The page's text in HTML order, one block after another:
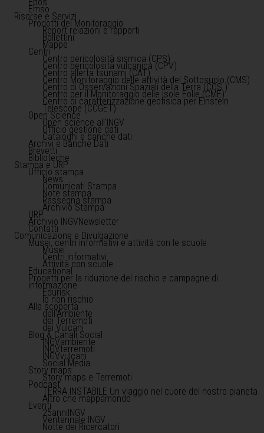
Emso
Risorse e Servizi
Prodotti del Monitoraggio
Report relazioni e rapporti
Bollettini
Mappe
Centri
Centro pericolosità sismica (CPS)
Centro pericolosità vulcanica (CPV)
Centro allerta tsunami (CAT)
Centro Monitoraggio delle attività del Sottosuolo (CMS)
Centro di Osservazioni Spaziali della Terra (COS )
Centro per il Monitoraggio delle Isole Eolie (CME)
Centro di caratterizzazione geofisica per Einstein
Telescope (CCGET)
Open Science
Open science all'INGV
Ufficio gestione dati
Cataloghi e banche dati
Archivi e Banche Dati
Brevetti
Biblioteche
Stampa e URP
Ufficio stampa
News
Comunicati Stampa
Note stampa
Rassegna stampa
Archivio Stampa
URP
Archivio INGVNewsletter
Contatti
Comunicazione e Divulgazione
Musei, centri informativi e attività con le scuole
Musei
Centri informativi
Attività con scuole
Educational
Progetti per la riduzione del rischio e campagne di
informazione
Edurisk
Io non rischio
Alla scoperta
dell'Ambiente
dei Terremoti
dei Vulcani
Blog & Canali Social
INGVambiente
INGVterremoti
INGVvulcani
Social Media
Story maps
Story maps e Terremoti
Podcast
TERRA INSTABILE Un viaggio nel cuore del nostro pianeta
Altro che mappamondo
Eventi
25anniINGV
Ventennale INGV
Notte dei Ricercatori